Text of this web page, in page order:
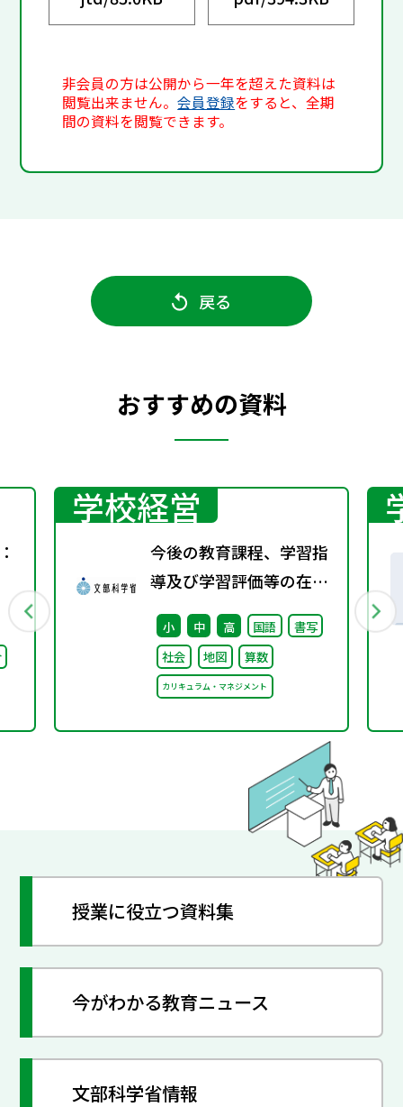
非会員の方は公開から一年を超えた資料は
閲覧出来ません。会員登録をすると、全期
間の資料を閲覧できます。
戻る
おすすめの資料
学校経営
今後の教育課程、学習指
導及び学習評価等の在り
方に関する有識者検討会
の論点整理を掲載しまし
た
小 中 高 国語
書写
社会
地図 算数
カリキュラム・マネジメント
授業に役立つ資料集
今がわかる教育ニュース
文部科学省情報